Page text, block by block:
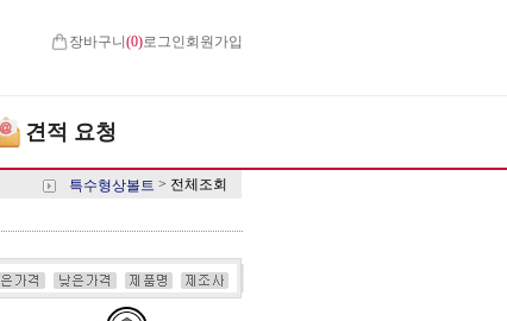
장바구니(0)로그인 회원가입
견적 요청
특수형상볼트 > 전체조회